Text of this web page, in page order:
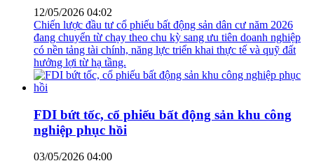
12/05/2026 04:02
Chiến lược đầu tư cổ phiếu bất động sản dân cư năm 2026
đang chuyển từ chạy theo chu kỳ sang ưu tiên doanh nghiệp
có nền tảng tài chính, năng lực triển khai thực tế và quỹ đất
hưởng lợi từ hạ tầng.
FDI bứt tốc, cổ phiếu bất động sản khu công
nghiệp phục hồi
03/05/2026 04:00